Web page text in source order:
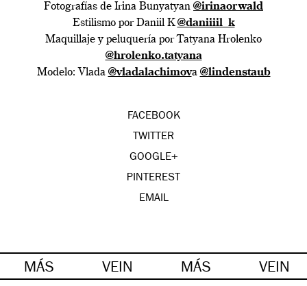
Fotografías de Irina Bunyatyan @irinaorwald
Estilismo por Daniil K@daniiiil_k
Maquillaje y peluquería por Tatyana Hrolenko
@hrolenko.tatyana
Modelo: Vlada @vladalachimova @lindenstaub
FACEBOOK
TWITTER
GOOGLE+
PINTEREST
EMAIL
MÁS VEIN MÁS VEIN